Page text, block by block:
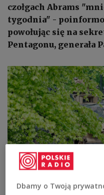
czołgach Abrams
tygodnia" -
powołując się na
Pentagonu, generała
Ukraińcy będą ćwiczyć na 31
Dbamy o Twoją